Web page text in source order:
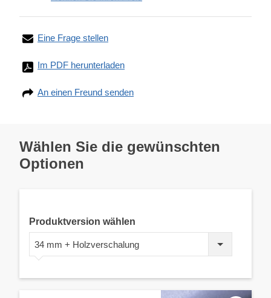
Eine Frage stellen
Im PDF herunterladen
An einen Freund senden
Wählen Sie die gewünschten
Optionen
Produktversion wählen
34 mm + Holzverschalung